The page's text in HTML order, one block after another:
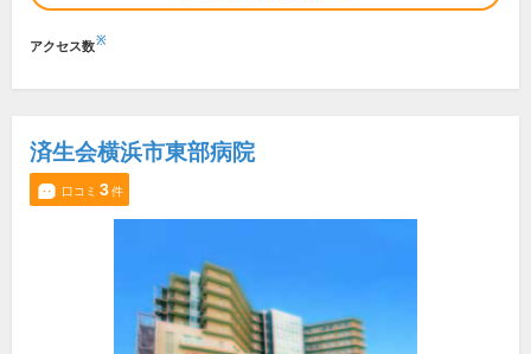
アクセス数※
済生会横浜市東部病院
口コミ 3件